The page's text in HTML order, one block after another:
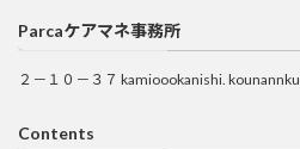
Parcaケアマネ事務所
２－１０－３７ kamioookanishi.
Contents